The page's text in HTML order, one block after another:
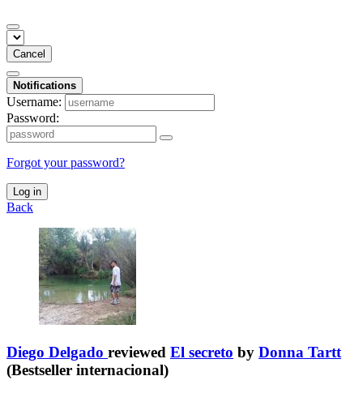
Cancel
Notifications
Username:
Password:
Forgot your password?
Log in
Back
Diego Delgado reviewed El secreto by Donna Tartt
(Bestseller internacional)